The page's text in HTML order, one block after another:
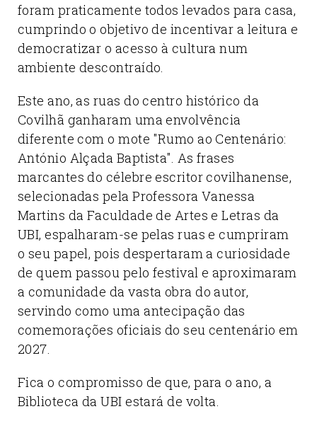
foram praticamente todos levados para casa,
cumprindo o objetivo de incentivar a leitura e
democratizar o acesso à cultura num
ambiente descontraído.
Este ano, as ruas do centro histórico da
Covilhã ganharam uma envolvência
diferente com o mote "Rumo ao Centenário:
António Alçada Baptista". As frases
marcantes do célebre escritor covilhanense,
selecionadas pela Professora Vanessa
Martins da Faculdade de Artes e Letras da
UBI, espalharam-se pelas ruas e cumpriram
o seu papel, pois despertaram a curiosidade
de quem passou pelo festival e aproximaram
a comunidade da vasta obra do autor,
servindo como uma antecipação das
comemorações oficiais do seu centenário em
2027.
Fica o compromisso de que, para o ano, a
Biblioteca da UBI estará de volta.